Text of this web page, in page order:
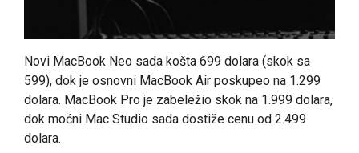
Novi MacBook Neo sada košta 699 dolara (skok sa
599), dok je osnovni MacBook Air poskupeo na 1.299
dolara. MacBook Pro je zabeležio skok na 1.999 dolara,
dok moćni Mac Studio sada dostiže cenu od 2.499
dolara.